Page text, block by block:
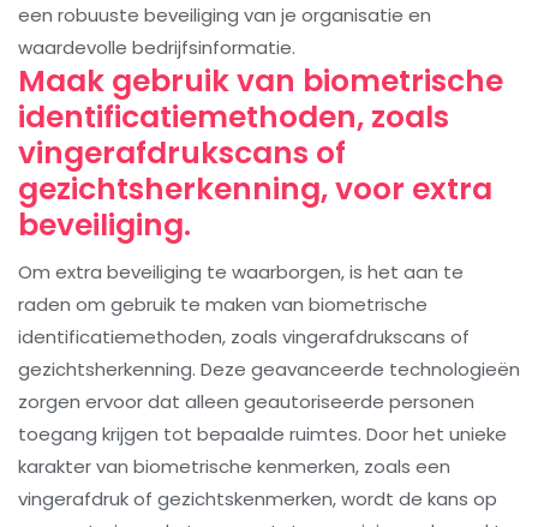
een robuuste beveiliging van je organisatie en
waardevolle bedrijfsinformatie.
Maak gebruik van biometrische
identificatiemethoden, zoals
vingerafdrukscans of
gezichtsherkenning, voor extra
beveiliging.
Om extra beveiliging te waarborgen, is het aan te
raden om gebruik te maken van biometrische
identificatiemethoden, zoals vingerafdrukscans of
gezichtsherkenning. Deze geavanceerde technologieën
zorgen ervoor dat alleen geautoriseerde personen
toegang krijgen tot bepaalde ruimtes. Door het unieke
karakter van biometrische kenmerken, zoals een
vingerafdruk of gezichtskenmerken, wordt de kans op